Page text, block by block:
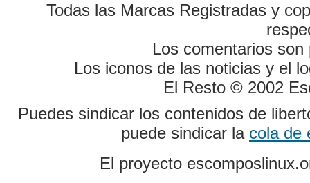
Todas las Marcas Registradas y
Los comentarios
Los iconos de las noticias y el
El Resto © 2002
Puedes sindicar los contenidos de
puede sindicar la cola de
El proyecto